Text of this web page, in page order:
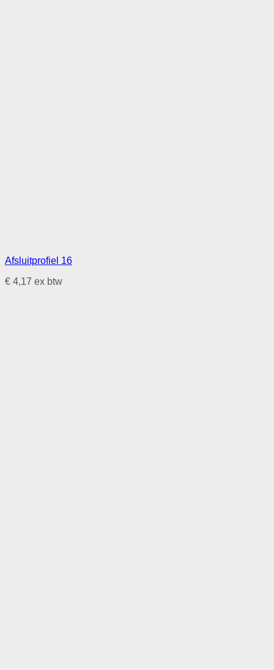
Afsluitprofiel 16
€ 4,17 ex btw